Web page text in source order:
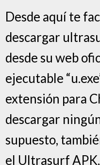
Desde aquí te
descargar
desde su web
ejecutable
extensión para
descargar
supuesto,
el Ultrasurf